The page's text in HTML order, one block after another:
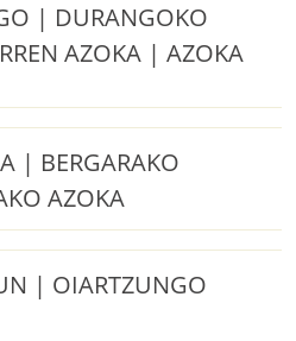
| DURANGOKO
AZOKA | AZOKA
| BERGARAKO
AZOKA
| OIARTZUNGO